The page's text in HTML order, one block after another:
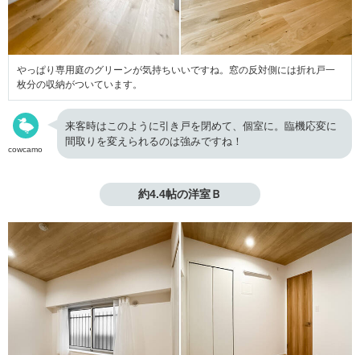
やっぱり専用庭のグリーンが気持ちいいですね。窓の反対側には折れ戸一
枚分の収納がついています。
cowcamo
来客時はこのように引き戸を閉めて、個室に。臨機応変に
間取りを変えられるのは強みですね！
約4.4帖の洋室Ｂ